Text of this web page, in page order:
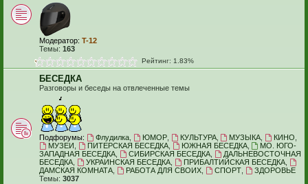
Модератор: T-12
Темы: 163
Рейтинг: 1.83%
БЕСЕДКА
Разговоры и беседы на отвлеченные темы
Подфорумы: Флудилка, ЮМОР, КУЛЬТУРА, МУЗЫКА КИНО
МУЗЕИ
ПИТЕРСКАЯ БЕСЕДКА, ЮЖНАЯ БЕСЕДКА,
МО. ЮГО-
ЗАПАДНАЯ БЕСЕДКА
СИБИРСКАЯ БЕСЕДКА,
ДАЛЬНЕВОСТОЧНАЯ
БЕСЕДКА
УКРАИНСКАЯ БЕСЕДКА, ПРИБАЛТИЙСКАЯ БЕСЕДКА,
ДАМСКАЯ КОМНАТА
РАБОТА ДЛЯ СВОИХ, СПОРТ,
ЗДОРОВЬЕ
Темы: 3037